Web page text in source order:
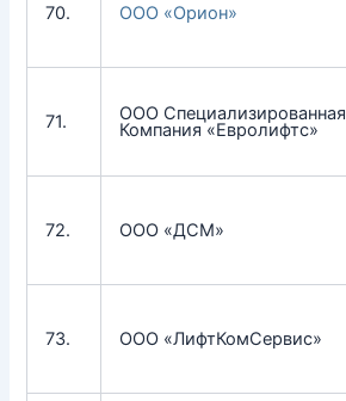
70. ООО «Орион»
71. ООО Специализированная
Компания «Евролифтс»
72. ООО «ДСМ»
73. ООО «ЛифтКомСервис»